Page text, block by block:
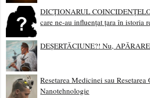
DICȚIONARUL
care ne-au influențat țara în istoria
DEȘERTĂCIUNE?! Nu,
Resetarea Medicinei sau
Nanotehnologie